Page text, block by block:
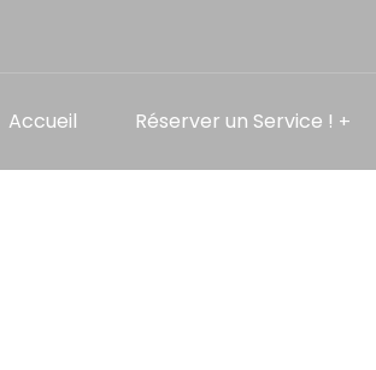
Accueil Réserver un Service !